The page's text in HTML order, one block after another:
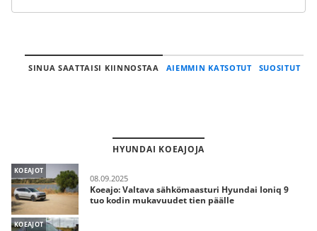
SINUA SAATTAISI KIINNOSTAA AIEMMIN KATSOTUT SUOSITUT
HYUNDAI KOEAJOJA
KOEAJOT
08.09.2025
Koeajo: Valtava sähkömaasturi Hyundai Ioniq 9
tuo kodin mukavuudet tien päälle
KOEAJOT